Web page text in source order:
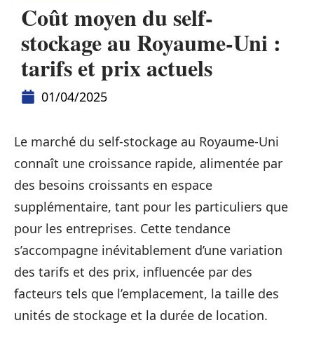
Coût moyen du self-
stockage au Royaume-Uni :
tarifs et prix actuels
01/04/2025
Le marché du self-stockage au Royaume-Uni
connaît une croissance rapide, alimentée par
des besoins croissants en espace
supplémentaire, tant pour les particuliers que
pour les entreprises. Cette tendance
s’accompagne inévitablement d’une variation
des tarifs et des prix, influencée par des
facteurs tels que l’emplacement, la taille des
unités de stockage et la durée de location.